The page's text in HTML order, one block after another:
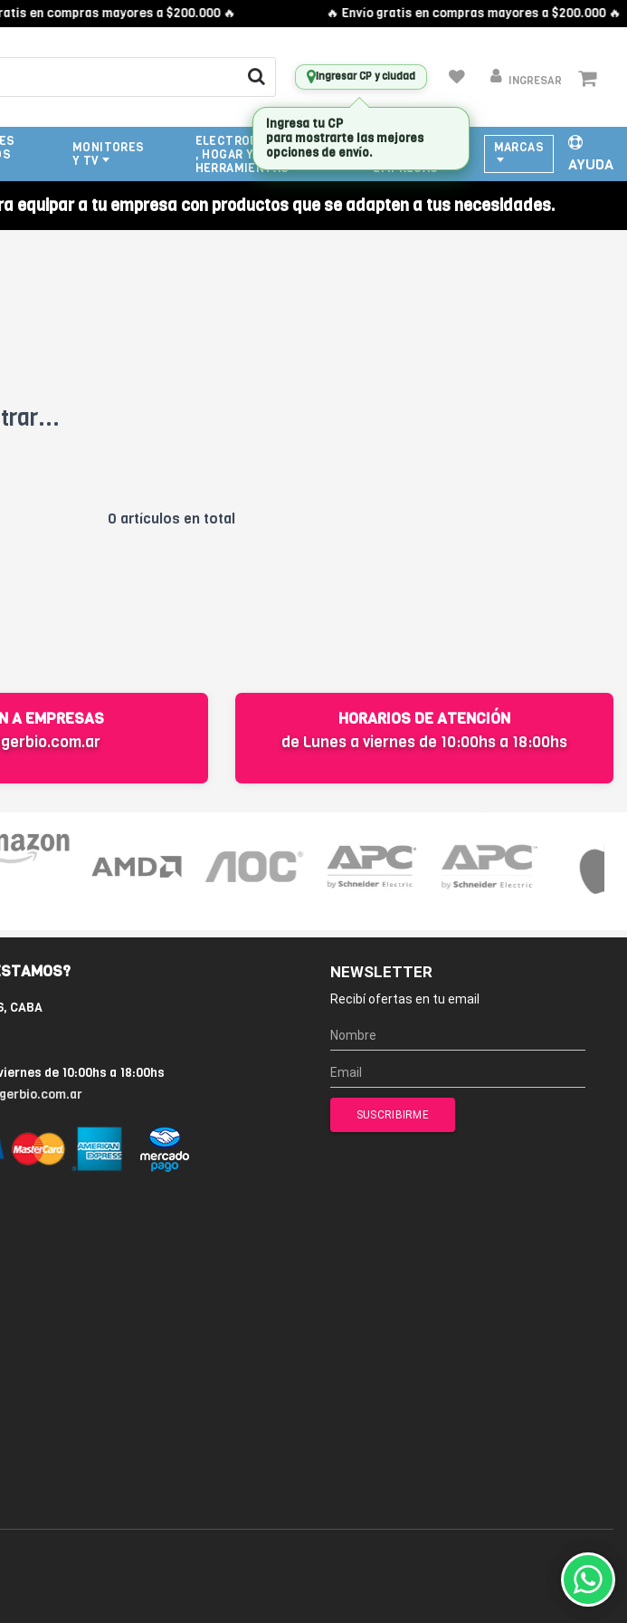
en compras mayores a $200.000 🔥 🔥 Envío gratis en compras mayores a $200.000 🔥
Ingresar CP y ciudad INGRESAR
MONITORES
Y TV
ELECTRODOMESTICOS
, HOGAR Y
HERRAMIENTAS
ATENCIÓN
EMPRESAS
MARCAS
AYUDA
equipar a tu empresa con productos que se adapten a tus necesidades.
0 artículos en total
A EMPRESAS
HORARIOS DE ATENCIÓN
de Lunes a viernes de 10:00hs a 18:00hs
CABA
de 10:00hs a 18:00hs
NEWSLETTER
Recibí ofertas en tu email